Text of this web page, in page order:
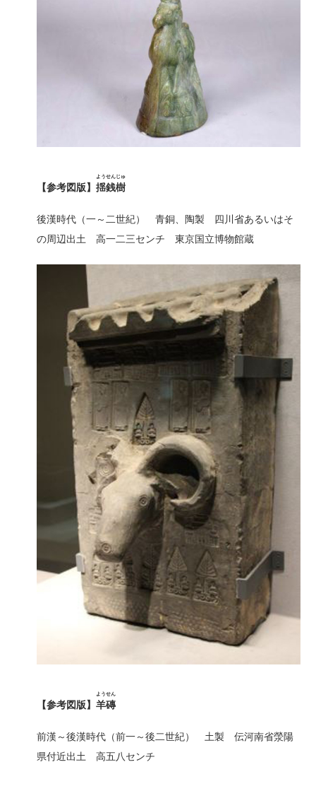
【参考図版】揺銭樹
ようせんじゅ
後漢時代（一～二世紀） 青銅、陶製 四川省あるいはそ
の周辺出土 高一二三センチ 東京国立博物館蔵
【参考図版】羊磚
ようせん
前漢～後漢時代（前一～後二世紀） 土製 伝河南省滎陽
県付近出土 高五八センチ